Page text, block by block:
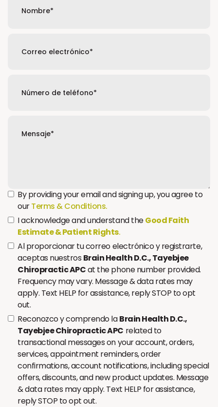
By providing your email and signing up, you agree to
ourTerms & Conditions.
I acknowledge and understand theGood Faith
Estimate & Patient Rights.
Al proporcionar tu correo electrónico y registrarte,
aceptas nuestros Brain Health D.C., Tayebjee
Chiropractic APCat the phone number provided.
Frequency may vary. Message & data rates may
apply. Text HELP for assistance, reply STOP to opt
out.
Reconozco y comprendo laBrain Health D.C.,
Tayebjee Chiropractic APC related to
transactional messages on your account, orders,
services, appointment reminders, order
confirmations, account notifications, including special
offers, discounts, and new product updates. Message
& data rates may apply. Text HELP for assistance,
reply STOP to opt out.